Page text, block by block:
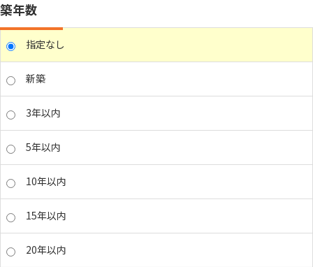
築年数
指定なし
新築
3年以内
5年以内
10年以内
15年以内
20年以内